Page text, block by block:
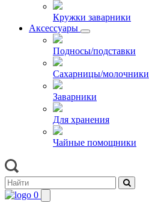
Кружки заварники
Аксессуары
Подносы/подставки
Сахарницы/молочники
Заварники
Для хранения
Чайные помощники
0